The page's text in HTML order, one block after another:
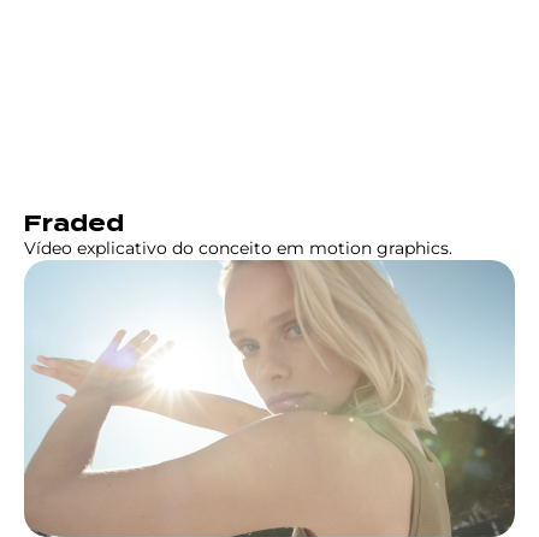
Fraded
Vídeo explicativo do conceito em motion graphics.